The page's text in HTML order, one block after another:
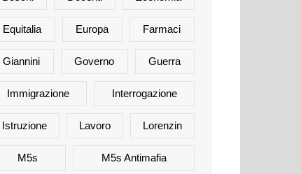
Equitalia Europa Farmaci
Giannini Governo Guerra
Immigrazione Interrogazione
Istruzione Lavoro Lorenzin
M5s M5s Antimafia